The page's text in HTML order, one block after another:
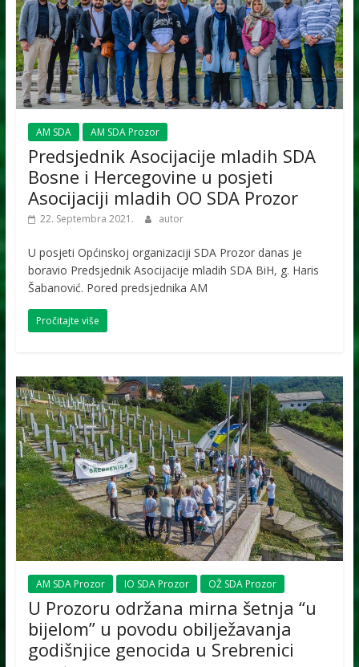
AM SDA AM SDA Prozor
Predsjednik Asocijacije mladih SDA
Bosne i Hercegovine u posjeti
Asocijaciji mladih OO SDA Prozor
22. Septembra 2021. autor
U posjeti Općinskoj organizaciji SDA Prozor danas je
boravio Predsjednik Asocijacije mladih SDA BiH, g. Haris
Šabanović. Pored predsjednika AM
Pročitajte više
AM SDA Prozor IO SDA Prozor OŽ SDA Prozor
U Prozoru održana mirna šetnja “u
bijelom” u povodu obilježavanja
godišnjice genocida u Srebrenici